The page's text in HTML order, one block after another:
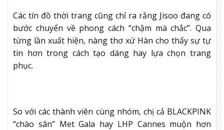
Các tín đồ thời trang cũng chỉ ra rằng Jisoo đang có
bước chuyển về phong cách “chậm mà chắc”. Qua
từng lần xuất hiện, nàng thơ xứ Hàn cho thấy sự tự
tin hơn trong cách tạo dáng hay lựa chọn trang
phục.
So với các thành viên cùng nhóm, chị cả BLACKPINK
“chào sân” Met Gala hay LHP Cannes muộn hơn